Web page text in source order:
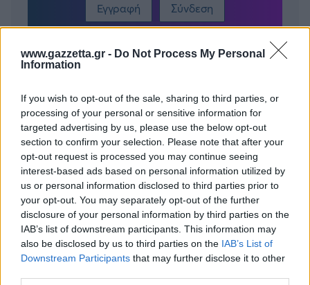
www.gazzetta.gr - Do Not Process My Personal
Information
If you wish to opt-out of the sale, sharing to third parties, or
processing of your personal or sensitive information for
targeted advertising by us, please use the below opt-out
section to confirm your selection. Please note that after your
opt-out request is processed you may continue seeing
interest-based ads based on personal information utilized by
us or personal information disclosed to third parties prior to
your opt-out. You may separately opt-out of the further
disclosure of your personal information by third parties on the
IAB’s list of downstream participants. This information may
also be disclosed by us to third parties on the IAB’s List of
Downstream Participants that may further disclose it to other
Εγγραφή Σύνδεση
BEST OFINTERNET